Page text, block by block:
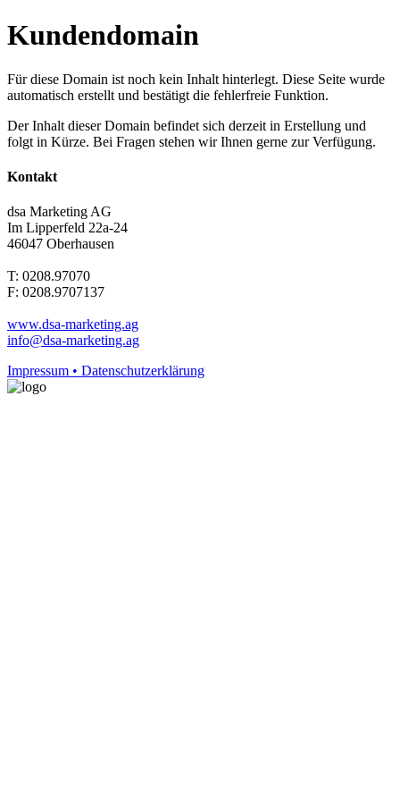
Kundendomain
Für diese Domain ist noch kein Inhalt hinterlegt. Diese Seite wurde
automatisch erstellt und bestätigt die fehlerfreie Funktion.
Der Inhalt dieser Domain befindet sich derzeit in Erstellung und
folgt in Kürze. Bei Fragen stehen wir Ihnen gerne zur Verfügung.
Kontakt
dsa Marketing AG
Im Lipperfeld 22a-24
46047 Oberhausen
T: 0208.97070
F: 0208.9707137
www.dsa-marketing.ag
info@dsa-marketing.ag
Impressum • Datenschutzerklärung